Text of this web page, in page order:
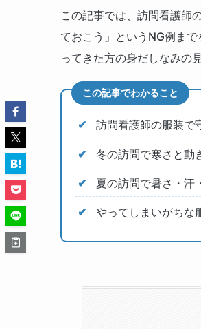
この記事では、訪問看護師
ておこう」というNG例ま
ってきた方の身だしなみの
この記事でわかること
訪問看護師の服装で
冬の訪問で寒さと動
夏の訪問で暑さ・汗
やってしまいがちな